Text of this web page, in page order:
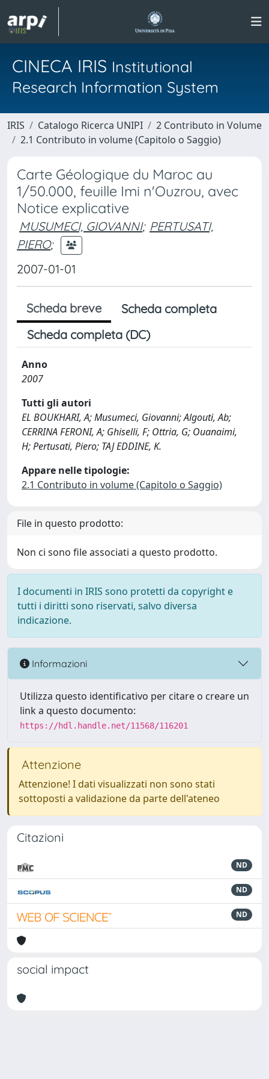
CINECA IRIS Institutional
Research Information System
IRIS Catalogo Ricerca UNIPI
2 Contributo in Volume
2.1 Contributo in volume (Capitolo o Saggio)
Carte Géologique du Maroc au
1/50.000, feuille Imi n'Ouzrou, avec
Notice explicative
MUSUMECI, GIOVANNI; PERTUSATI,
PIERO;
2007-01-01
Scheda breve
Scheda completa
Scheda completa (DC)
Anno
2007
Tutti gli autori
EL BOUKHARI, A; Musumeci, Giovanni; Algouti, Ab;
CERRINA FERONI, A; Ghiselli, F; Ottria, G; Ouanaimi,
H; Pertusati, Piero; TAJ EDDINE, K.
Appare nelle tipologie:
2.1 Contributo in volume (Capitolo o Saggio)
File in questo prodotto:
Non ci sono file associati a questo prodotto.
I documenti in IRIS sono protetti da copyright e
tutti i diritti sono riservati, salvo diversa
indicazione.
Informazioni
Utilizza questo identificativo per citare o creare un
link a questo documento:
https://hdl.handle.net/11568/116201
Attenzione
Attenzione! I dati visualizzati non sono stati
sottoposti a validazione da parte dell'ateneo
Citazioni
ND
ND
ND
social impact